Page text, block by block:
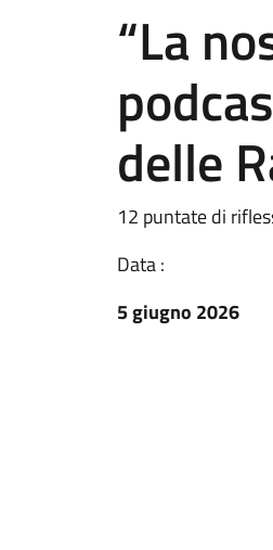
“La
delle
12 puntate di
Data :
5 giugno 2026